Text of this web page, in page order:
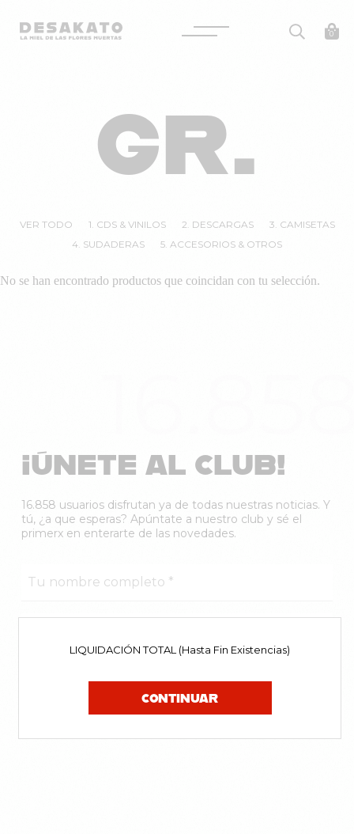
LIQUIDACIÓN TOTAL (Hasta Fin Existencias)
CONTINUAR
Desakato 0
GR.
VER TODO 1. CDS & VINILOS 2. DESCARGAS
3. CAMISETAS
4. SUDADERAS
5. ACCESORIOS & OTROS
No se han encontrado productos que coincidan con tu selección.
¡ÚNETE AL CLUB!
16.858 usuarios disfrutan ya de todas nuestras noticias. Y
tú, ¿a que esperas? Apúntate a nuestro club y sé el
primerx en enterarte de las novedades.